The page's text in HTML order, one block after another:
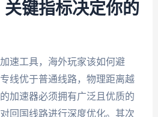
键指标决定你的
速工具，海外玩家该如何避
线优于普通线路，物理距离越
加速器必须拥有广泛且优质的
回国线路进行深度优化。其次